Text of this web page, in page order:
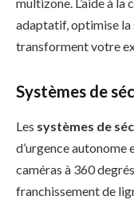
adaptatif, optimise la
transforment votre
Systèmes de
Les systèmes de
d’urgence autonome
caméras à 360
franchissement de